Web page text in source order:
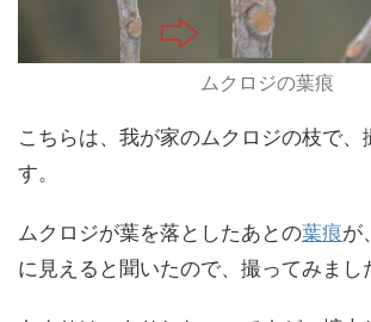
ムクロジの葉痕
こちらは、我が家のムクロジの枝で、
す。
ムクロジが葉を落としたあとの葉痕が
に見えると聞いたので、撮ってみまし